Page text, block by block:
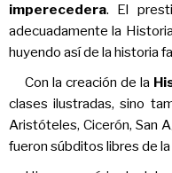
imperecedera. El
adecuadamente la
huyendo así de la historia
Con la creación de la
clases ilustradas, sino
Aristóteles, Cicerón, San
fueron súbditos libres de la